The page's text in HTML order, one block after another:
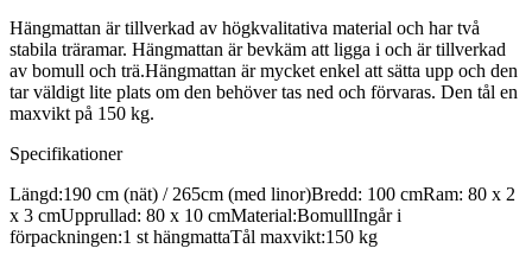
Hängmattan är tillverkad av högkvalitativa material och har två
stabila träramar. Hängmattan är bevkäm att ligga i och är tillverkad
av bomull och trä.Hängmattan är mycket enkel att sätta upp och den
tar väldigt lite plats om den behöver tas ned och förvaras. Den tål en
maxvikt på 150 kg.
Specifikationer
Längd:190 cm (nät) / 265cm (med linor)Bredd: 100 cmRam: 80 x 2
x 3 cmUpprullad: 80 x 10 cmMaterial:BomullIngår i
förpackningen:1 st hängmattaTål maxvikt:150 kg